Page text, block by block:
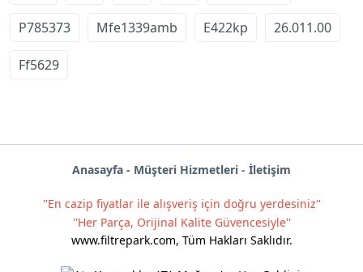
P785373 Mfe1339amb E422kp 26.011.00
Ff5629
Anasayfa - Müşteri Hizmetleri - İletişim
''En cazip fiyatlar ile alışveriş için doğru yerdesiniz''
''Her Parça, Orijinal Kalite Güvencesiyle''
www.filtrepark.com, Tüm Hakları Saklıdır.